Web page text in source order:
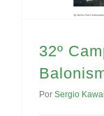
32º
Por Sergio